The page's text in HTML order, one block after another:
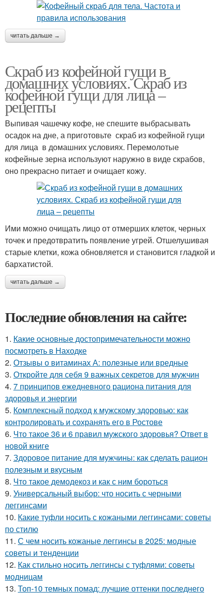
читать дальше →
Скраб из кофейной гущи в
домашних условиях. Скраб из
кофейной гущи для лица –
рецепты
Выпивая чашечку кофе, не спешите выбрасывать
осадок на дне, а приготовьте скраб из кофейной гущи
для лица в домашних условиях. Перемолотые
кофейные зерна используют наружно в виде скрабов,
оно прекрасно питает и очищает кожу.
Ими можно очищать лицо от отмерших клеток, черных
точек и предотвратить появление угрей. Отшелушивая
старые клетки, кожа обновляется и становится гладкой и
бархатистой.
читать дальше →
Последние обновления на сайте:
1. Какие основные достопримечательности можно
посмотреть в Находке
2. Отзывы о витаминах А: полезные или вредные
3. Откройте для себя 9 важных секретов для мужчин
4. 7 принципов ежедневного рациона питания для
здоровья и энергии
5. Комплексный подход к мужскому здоровью: как
контролировать и сохранять его в Ростове
6. Что такое 36 и 6 правил мужского здоровья? Ответ в
новой книге
7. Здоровое питание для мужчины: как сделать рацион
полезным и вкусным
8. Что такое демодекоз и как с ним бороться
9. Универсальный выбор: что носить с черными
леггинсами
10. Какие туфли носить с кожаными леггинсами: советы
по стилю
11. С чем носить кожаные леггинсы в 2025: модные
советы и тенденции
12. Как стильно носить леггинсы с туфлями: советы
модницам
13. Топ-10 темных помад: лучшие оттенки последнего